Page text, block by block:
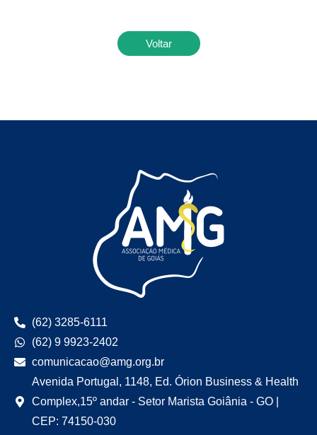
Voltar
(62) 3285-6111
(62) 9 9923-2402
comunicacao@amg.org.br
Avenida Portugal, 1148, Ed. Órion Business & Health
Complex,15º andar - Setor Marista Goiânia - GO |
CEP: 74150-030